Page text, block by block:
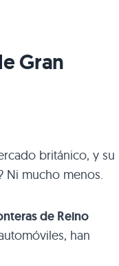
Gran
británico, y su
Ni mucho menos.
de Reino
han